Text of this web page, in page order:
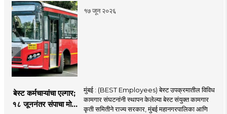
१७ जून २०२६
बेस्ट कर्मचाऱ्यांचा एल्गार;
१८ जूननंतर संपाचा मोठा
मुंबई : (BEST Employees) बेस्ट उपक्रमातील विविध
कामगार संघटनांनी स्थापन केलेल्या बेस्ट संयुक्त कामगार
कृती समितीने राज्य सरकार, मुंबई महानगरपालिका आणि